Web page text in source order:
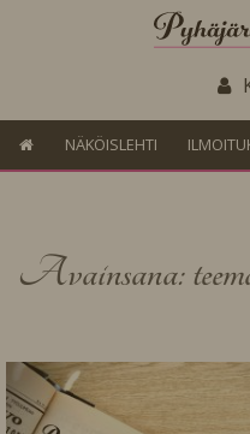
NÄKÖISLEHTI
Avainsana: